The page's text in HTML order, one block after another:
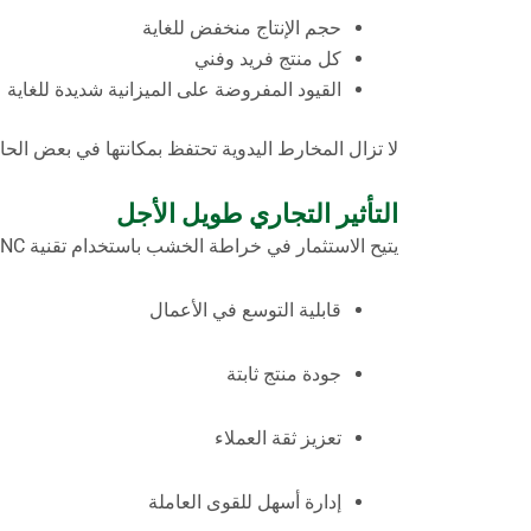
حجم الإنتاج منخفض للغاية
كل منتج فريد وفني
القيود المفروضة على الميزانية شديدة للغاية
لا تزال المخارط اليدوية تحتفظ بمكانتها في بعض
التأثير التجاري طويل الأجل
يتيح الاستثمار في خراطة الخشب باستخدام تقنية CNC ما يلي:
قابلية التوسع في الأعمال
جودة منتج ثابتة
تعزيز ثقة العملاء
إدارة أسهل للقوى العاملة